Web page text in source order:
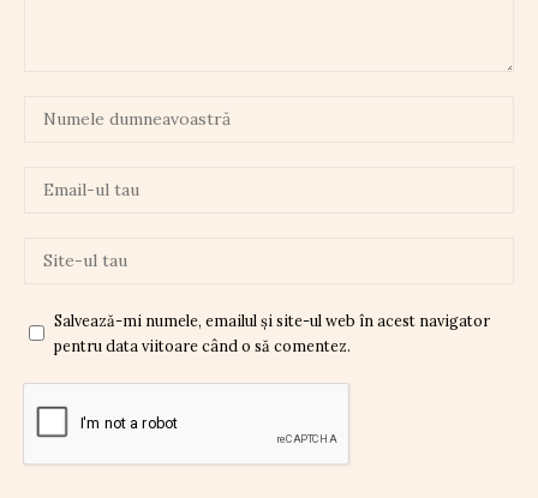
Salvează-mi numele, emailul și site-ul web în acest navigator
pentru data viitoare când o să comentez.